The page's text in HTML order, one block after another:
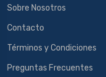
Sobre Nosotros
Contacto
Términos y Condiciones
Preguntas Frecuentes